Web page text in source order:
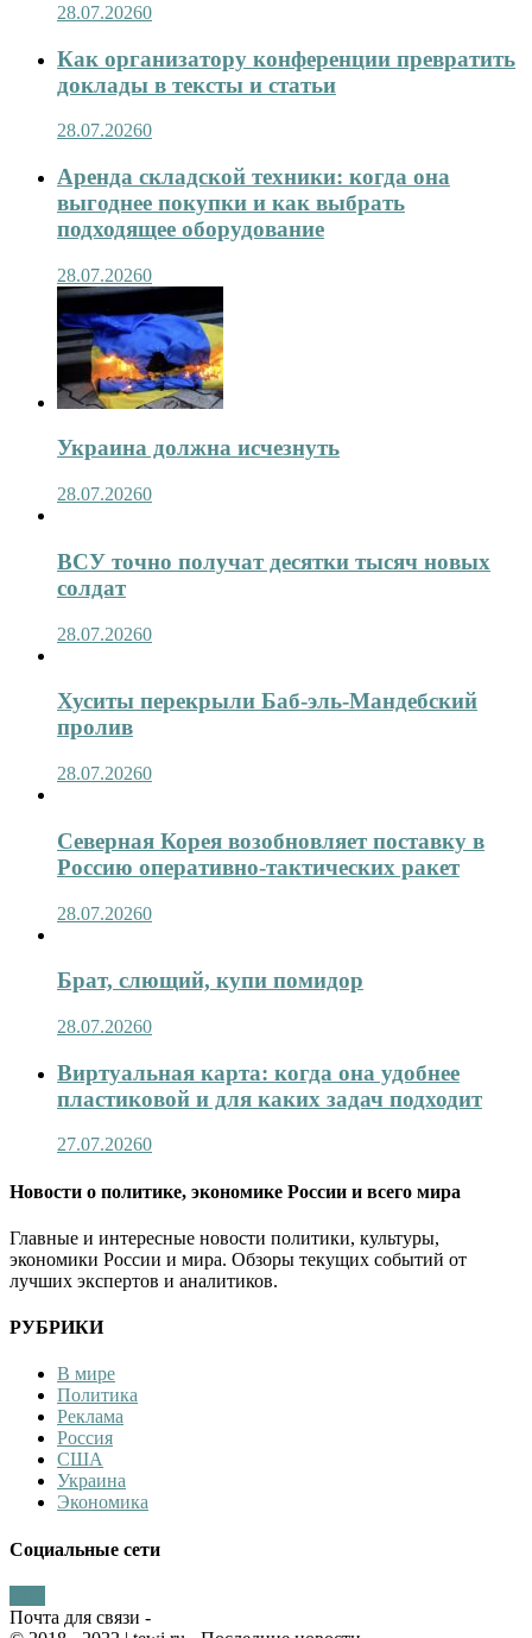
28.07.20260
Как организатору конференции превратить
доклады в тексты и статьи
28.07.20260
Аренда складской техники: когда она
выгоднее покупки и как выбрать
подходящее оборудование
28.07.20260
Украина должна исчезнуть
28.07.20260
ВСУ точно получат десятки тысяч новых
солдат
28.07.20260
Хуситы перекрыли Баб-эль-Мандебский
пролив
28.07.20260
Северная Корея возобновляет поставку в
Россию оперативно-тактических ракет
28.07.20260
Брат, слющий, купи помидор
28.07.20260
Виртуальная карта: когда она удобнее
пластиковой и для каких задач подходит
27.07.20260
Новости о политике, экономике России и всего мира
Главные и интересные новости политики, культуры,
экономики России и мира. Обзоры текущих событий от
лучших экспертов и аналитиков.
РУБРИКИ
В мире
Политика
Реклама
Россия
США
Украина
Экономика
Социальные сети
Почта для связи -